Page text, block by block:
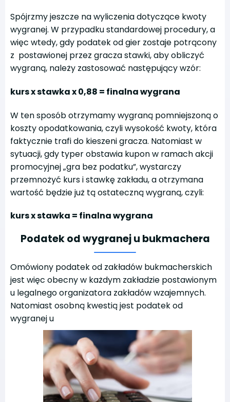
Spójrzmy jeszcze na wyliczenia dotyczące kwoty
wygranej. W przypadku standardowej procedury, a
więc wtedy, gdy podatek od gier zostaje potrącony
z postawionej przez gracza stawki, aby obliczyć
wygraną, należy zastosować następujący wzór:
kurs x stawka x 0,88 = finalna wygrana
W ten sposób otrzymamy wygraną pomniejszoną o
koszty opodatkowania, czyli wysokość kwoty, która
faktycznie trafi do kieszeni gracza. Natomiast w
sytuacji, gdy typer obstawia kupon w ramach akcji
promocyjnej „gra bez podatku”, wystarczy
przemnożyć kurs i stawkę zakładu, a otrzymana
wartość będzie już tą ostateczną wygraną, czyli:
kurs x stawka = finalna wygrana
Podatek od wygranej u bukmachera
Omówiony podatek od zakładów bukmacherskich
jest więc obecny w każdym zakładzie postawionym
u legalnego organizatora zakładów wzajemnych.
Natomiast osobną kwestią jest podatek od
wygranej u